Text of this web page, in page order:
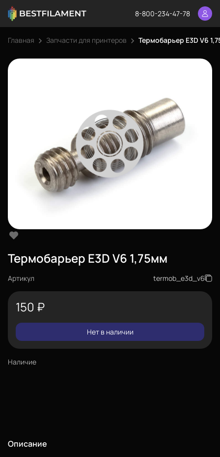
8-800-234-47-78
Главная Запчасти для принтеров Термобарьер E3D V6
Термобарьер E3D V6 1,75мм
Артикул termob_e3d_v6
150 ₽
Нет в наличии
Наличие
Описание